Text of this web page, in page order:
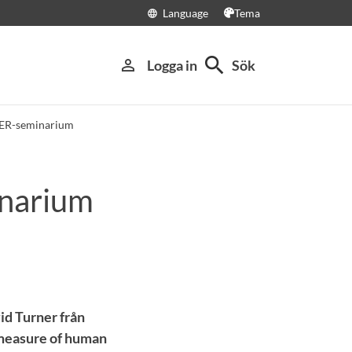
language Language Tema
person_outline Logga in search Sök
seminarium
Turner från
of human